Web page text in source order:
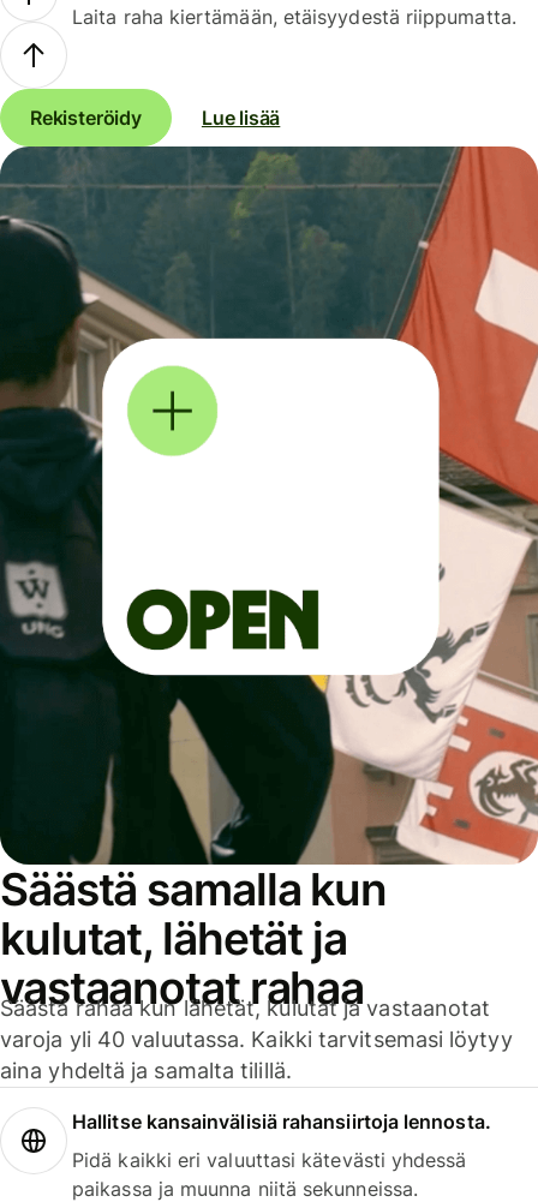
Laita raha kiertämään, etäisyydestä riippumatta.
Rekisteröidy Lue lisää
Säästä samalla kun
kulutat, lähetät ja
vastaanotat rahaa
Säästä rahaa kun lähetät, kulutat ja vastaanotat
varoja yli 40 valuutassa. Kaikki tarvitsemasi löytyy
aina yhdeltä ja samalta tilillä.
Hallitse kansainvälisiä rahansiirtoja lennosta.
Pidä kaikki eri valuuttasi kätevästi yhdessä
paikassa ja muunna niitä sekunneissa.